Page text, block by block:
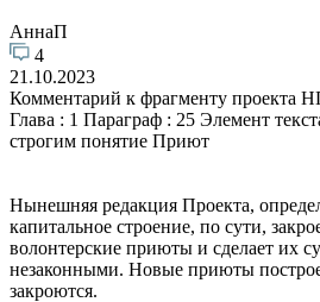
АннаП
4
21.10.2023
Комментарий к фрагменту проекта
Глава : 1 Параграф : 25 Элемент
строгим понятие Приют
Нынешняя редакция Проекта,
капитальное строение, по сути,
волонтерские приюты и сделает их
незаконными. Новые приюты
закроются.